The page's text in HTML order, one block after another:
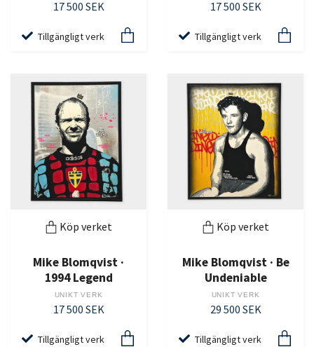
17 500 SEK
Tillgängligt verk
17 500 SEK
Tillgängligt verk
Köp verket
Mike Blomqvist ·
1994 Legend
UNIKT VERK
17 500 SEK
Tillgängligt verk
Köp verket
Mike Blomqvist · Be
Undeniable
UNIKT VERK
29 500 SEK
Tillgängligt verk